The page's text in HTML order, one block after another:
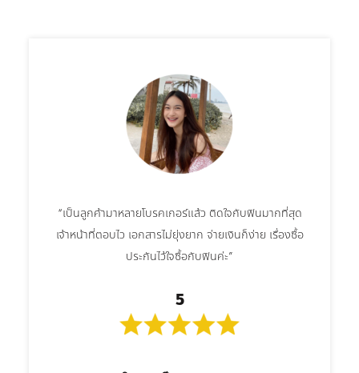
“เป็นลูกค้ามาหลายโบรคเกอร์แล้ว ติดใจกับฟินมากที่สุด
เจ้าหน้าที่ตอบไว เอกสารไม่ยุ่งยาก จ่ายเงินก็ง่าย เรื่องซื้อ
ประกันไว้ใจซื้อกับฟินค่ะ”
5